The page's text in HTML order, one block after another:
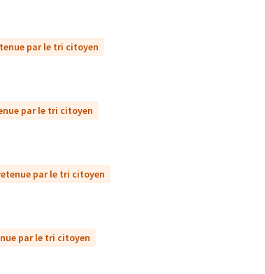
par le tri citoyen
par le tri citoyen
par le tri citoyen
par le tri citoyen